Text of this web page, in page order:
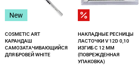
New
COSMETIC ART
КАРАНДАШ
САМОЗАТАЧИВАЮЩИЙСЯ
ДЛЯ БРОВЕЙ WHITE
НАКЛАДНЫЕ РЕСНИЦЫ
ЛАСТОЧКИ V 12D 0,10
ИЗГИБ C 12 ММ
(ПОВРЕЖДЕННАЯ
УПАКОВКА)